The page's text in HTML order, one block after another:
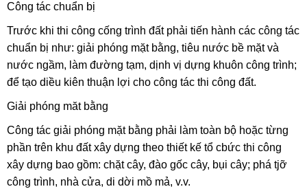
Công tác chuẩn bị
Trước khi thi công cống trình đất phải tiến hành các công tác
chuẩn bị như: giải phóng mặt bằng, tiêu nước bề mặt và
nước ngầm, làm đường tạm, dịnh vị dựng khuôn công trình;
để tạo diều kiên thuận lợi cho công tác thi công đất.
Giải phóng măt bằng
Công tác giải phóng mặt bằng phải làm toàn bộ hoặc từng
phần trên khu đất xây dựng theo thiết kế tổ cbức thi công
xây dựng bao gồm: chặt cây, đào gốc cây, bụi cây; phá tjỡ
công trình, nhà cửa, di dời mồ mả, v.v.